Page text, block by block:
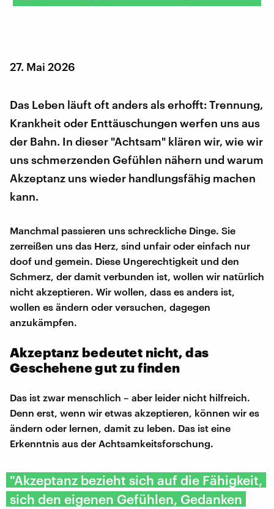
27. Mai 2026
Das Leben läuft oft anders als erhofft: Trennung,
Krankheit oder Enttäuschungen werfen uns aus
der Bahn. In dieser "Achtsam" klären wir, wie wir
uns schmerzenden Gefühlen nähern und warum
Akzeptanz uns wieder handlungsfähig machen
kann.
Manchmal passieren uns schreckliche Dinge. Sie
zerreißen uns das Herz, sind unfair oder einfach nur
doof und gemein. Diese Ungerechtigkeit und den
Schmerz, der damit verbunden ist, wollen wir natürlich
nicht akzeptieren. Wir wollen, dass es anders ist,
wollen es ändern oder versuchen, dagegen
anzukämpfen.
Akzeptanz bedeutet nicht, das
Geschehene gut zu finden
Das ist zwar menschlich – aber leider nicht hilfreich.
Denn erst, wenn wir etwas akzeptieren, können wir es
ändern oder lernen, damit zu leben. Das ist eine
Erkenntnis aus der Achtsamkeitsforschung.
"Akzeptanz bezieht sich auf die Fähigkeit,
sich den eigenen Gefühlen, Gedanken